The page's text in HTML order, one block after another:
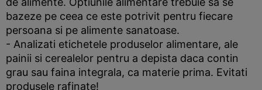
bazeze pe ceea ce este potrivit pentru fiecare
persoana si pe alimente sanatoase.
- Analizati etichetele produselor alimentare, ale
painii si cerealelor pentru a depista daca contin
grau sau faina integrala, ca materie prima. Evitati
produsele rafinate!